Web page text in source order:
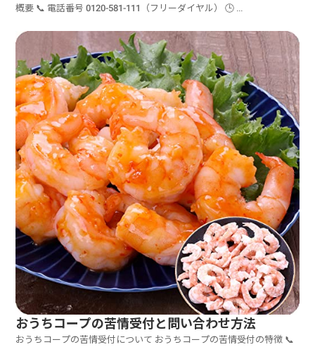
概要 📞 電話番号 0120-581-111（フリーダイヤル） 🕒 ...
おうちコープの苦情受付と問い合わせ方法
おうちコープの苦情受付について おうちコープの苦情受付の特徴 📞